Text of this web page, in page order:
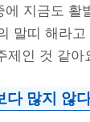
지금도 활
말띠 해라
제인 것 같아
다 많지 않